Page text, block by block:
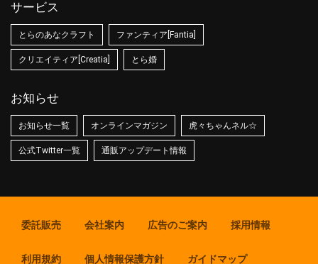
サービス
とらのあなクラフト ファンティア[Fantia]
クリエイティア[Creatia] とら婚
お知らせ
お知らせ一覧 オンラインマガジン 虎々ちゃんネル☆
公式Twitter一覧 通販アップデート情報
委託販売 会社案内 広告のご案内 採用情報
利用規約 個人情報保護方針 ガイドマップ